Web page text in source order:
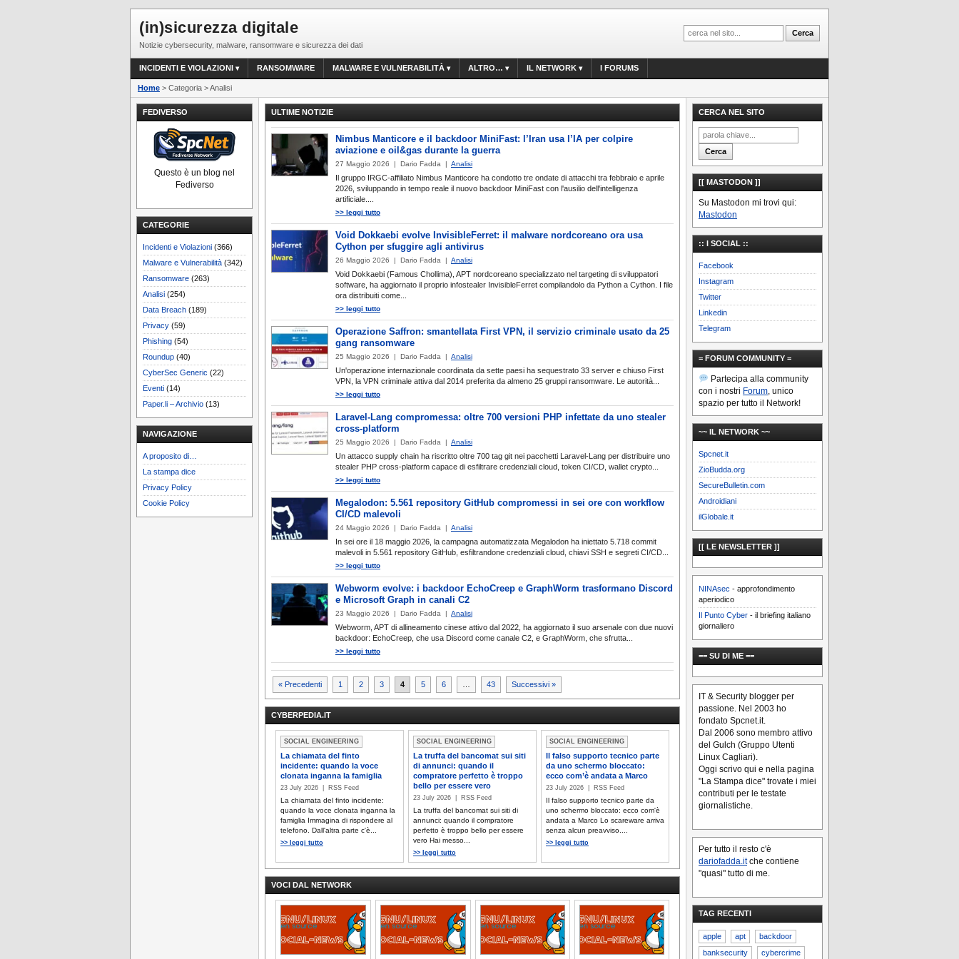
(in)sicurezza digitale
Notizie cybersecurity, malware, ransomware e sicurezza dei dati
INCIDENTI E VIOLAZIONI RANSOMWARE MALWARE E VULNERABILITÀ ALTRO… IL NETWORK I FORUMS
Home > Categoria > Analisi
FEDIVERSO
Questo è un blog nel
Fediverso
CATEGORIE
Incidenti e Violazioni (366)
Malware e Vulnerabilità (342)
Ransomware (263)
Analisi (254)
Data Breach (189)
Privacy (59)
Phishing (54)
Roundup (40)
CyberSec Generic (22)
Eventi (14)
Paper.li – Archivio (13)
NAVIGAZIONE
A proposito di…
La stampa dice
Privacy Policy
Cookie Policy
ULTIME NOTIZIE
Nimbus Manticore e il backdoor MiniFast: l’Iran usa l’IA per colpire
aviazione e oil&gas durante la guerra
27 Maggio 2026 | Dario Fadda | Analisi
Il gruppo IRGC-affiliato Nimbus Manticore ha condotto tre ondate di attacchi tra febbraio e aprile
2026, sviluppando in tempo reale il nuovo backdoor MiniFast con l'ausilio dell'intelligenza
artificiale....
>> leggi tutto
Void Dokkaebi evolve InvisibleFerret: il malware nordcoreano ora usa
Cython per sfuggire agli antivirus
26 Maggio 2026 | Dario Fadda | Analisi
Void Dokkaebi (Famous Chollima), APT nordcoreano specializzato nel targeting di sviluppatori
software, ha aggiornato il proprio infostealer InvisibleFerret compilandolo da Python a Cython. I file
ora distribuiti come...
>> leggi tutto
Operazione Saffron: smantellata First VPN, il servizio criminale usato da 25
gang ransomware
25 Maggio 2026 | Dario Fadda | Analisi
Un'operazione internazionale coordinata da sette paesi ha sequestrato 33 server e chiuso First
VPN, la VPN criminale attiva dal 2014 preferita da almeno 25 gruppi ransomware. Le autorità...
>> leggi tutto
Laravel-Lang compromessa: oltre 700 versioni PHP infettate da uno stealer
cross-platform
25 Maggio 2026 | Dario Fadda | Analisi
Un attacco supply chain ha riscritto oltre 700 tag git nei pacchetti Laravel-Lang per distribuire uno
stealer PHP cross-platform capace di esfiltrare credenziali cloud, token CI/CD, wallet crypto...
>> leggi tutto
Megalodon: 5.561 repository GitHub compromessi in sei ore con workflow
CI/CD malevoli
24 Maggio 2026 | Dario Fadda | Analisi
In sei ore il 18 maggio 2026, la campagna automatizzata Megalodon ha iniettato 5.718 commit
malevoli in 5.561 repository GitHub, esfiltrandone credenziali cloud, chiavi SSH e segreti CI/CD...
>> leggi tutto
Webworm evolve: i backdoor EchoCreep e GraphWorm trasformano Discord
e Microsoft Graph in canali C2
23 Maggio 2026 | Dario Fadda | Analisi
Webworm, APT di allineamento cinese attivo dal 2022, ha aggiornato il suo arsenale con due nuovi
backdoor: EchoCreep, che usa Discord come canale C2, e GraphWorm, che sfrutta...
>> leggi tutto
Paginazione
degli
articoli
« Precedenti 1 2 3 4 5 6 43 Successivi »
CYBERPEDIA.IT
SOCIAL ENGINEERING
La chiamata del finto
incidente: quando la voce
clonata inganna la famiglia
23 July 2026 | RSS Feed
La chiamata del finto incidente:
quando la voce clonata inganna la
famiglia Immagina di rispondere al
telefono. Dall'altra parte c'è...
>> leggi tutto
SOCIAL ENGINEERING
La truffa del bancomat sui siti
di annunci: quando il
compratore perfetto è troppo
bello per essere vero
23 July 2026 | RSS Feed
La truffa del bancomat sui siti di
annunci: quando il compratore
perfetto è troppo bello per essere
vero Hai messo...
>> leggi tutto
SOCIAL ENGINEERING
Il falso supporto tecnico parte
da uno schermo bloccato:
ecco com’è andata a Marco
23 July 2026 | RSS Feed
Il falso supporto tecnico parte da
uno schermo bloccato: ecco com'è
andata a Marco Lo scareware arriva
senza alcun preavviso....
>> leggi tutto
VOCI DAL NETWORK
CERCA NEL SITO
[[ MASTODON ]]
Su Mastodon mi trovi qui:
Mastodon
:: I SOCIAL ::
Facebook
Instagram
Twitter
Linkedin
Telegram
= FORUM COMMUNITY =
Partecipa alla community
con i nostri Forum, unico
spazio per tutto il Network!
~~ IL NETWORK ~~
Spcnet.it
ZioBudda.org
SecureBulletin.com
Androidiani
ilGlobale.it
[[ LE NEWSLETTER ]]
NINAsec - approfondimento
aperiodico
Il Punto Cyber - il briefing italiano
giornaliero
== SU DI ME ==
IT & Security blogger per
passione. Nel 2003 ho
fondato Spcnet.it.
Dal 2006 sono membro attivo
del Gulch (Gruppo Utenti
Linux Cagliari).
Oggi scrivo qui e nella pagina
"La Stampa dice" trovate i miei
contributi per le testate
giornalistiche.
Per tutto il resto c'è
dariofadda.itche contiene
"quasi" tutto di me.
TAG RECENTI
apple apt
backdoor
banksecurity
cybercrime